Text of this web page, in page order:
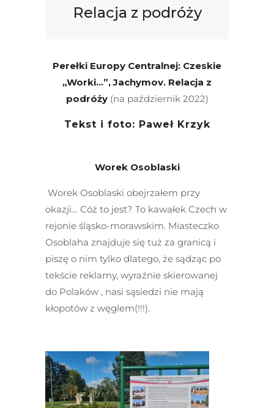
Relacja z podróży
Perełki Europy Centralnej: Czeskie
„Worki…”, Jachymov. Relacja z
podróży (na październik 2022)
Tekst i foto: Paweł Krzyk
Worek Osoblaski
Worek Osoblaski obejrzałem przy
okazji… Cóż to jest? To kawałek Czech w
rejonie śląsko-morawskim. Miasteczko
Osoblaha znajduje się tuż za granicą i
piszę o nim tylko dlatego, że sądząc po
tekście reklamy, wyraźnie skierowanej
do Polaków , nasi sąsiedzi nie mają
kłopotów z węglem(!!!).